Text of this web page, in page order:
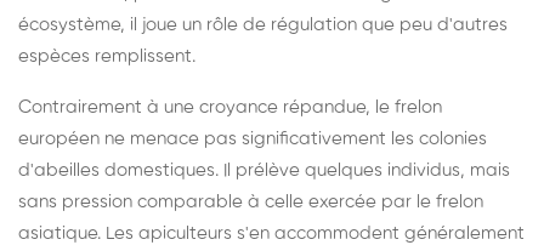
écosystème, il joue un rôle de régulation que peu d'autres
espèces remplissent.
Contrairement à une croyance répandue, le frelon
européen ne menace pas significativement les colonies
d'abeilles domestiques. Il prélève quelques individus, mais
sans pression comparable à celle exercée par le frelon
asiatique. Les apiculteurs s'en accommodent généralement